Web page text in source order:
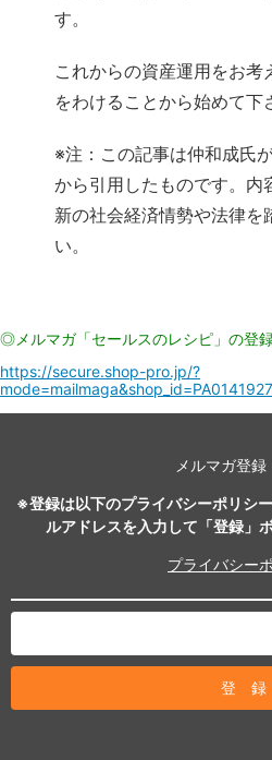
す。
これからの資産運用をお考
をわけることから始めて下
※注：この記事は仲和成氏
から引用したものです。内
新の社会経済情勢や法律を
い。
◎メルマガ「セールスのレシピ」の登
https://secure.shop-pro.jp/?
メルマガ登録
※登録は以下のプライバシーポリシ
ルアドレスを入力して「登録」
プライバシー